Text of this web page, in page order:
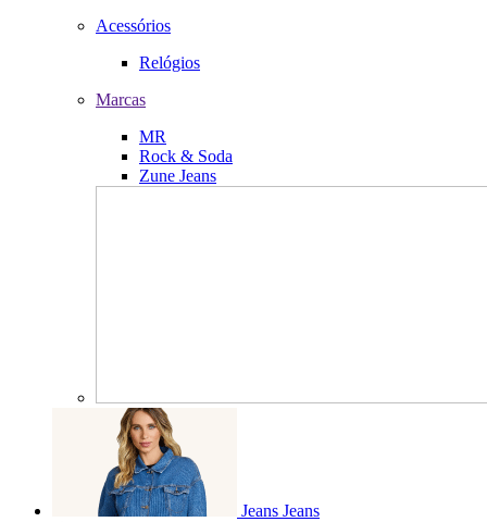
Acessórios
Relógios
Marcas
MR
Rock & Soda
Zune Jeans
Jeans Jeans